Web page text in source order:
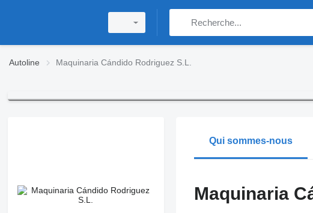
Autoline Maquinaria Cándido Rodriguez S.L.
Qui sommes-nous
Maquinaria